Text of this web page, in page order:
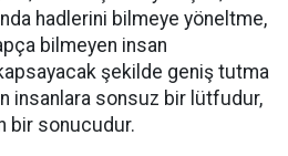
hadlerini bilmeye yöneltme,
bilmeyen insan
şekilde geniş tutma
insanlara sonsuz bir lütfudur,
bir sonucudur.